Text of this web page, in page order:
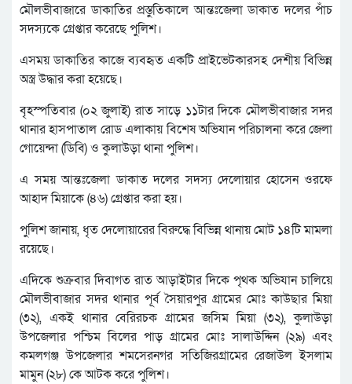
মৌলভীবাজারে ডাকাতির প্রস্তুতিকালে আন্তঃজেলা ডাকাত দলের পাঁচ
সদস্যকে গ্রেপ্তার করেছে পুলিশ।
এসময় ডাকাতির কাজে ব্যবহৃত একটি প্রাইভেটকারসহ দেশীয় বিভিন্ন
অস্ত্র উদ্ধার করা হয়েছে।
বৃহস্পতিবার (০২ জুলাই) রাত সাড়ে ১১টার দিকে মৌলভীবাজার সদর
থানার হাসপাতাল রোড এলাকায় বিশেষ অভিযান পরিচালনা করে জেলা
গোয়েন্দা (ডিবি) ও কুলাউড়া থানা পুলিশ।
এ সময় আন্তঃজেলা ডাকাত দলের সদস্য দেলোয়ার হোসেন ওরফে
আহাদ মিয়াকে (৪৬) গ্রেপ্তার করা হয়।
পুলিশ জানায়, ধৃত দেলোয়ারের বিরুদ্ধে বিভিন্ন থানায় মোট ১৪টি মামলা
রয়েছে।
এদিকে শুক্রবার দিবাগত রাত আড়াইটার দিকে পৃথক অভিযান চালিয়ে
মৌলভীবাজার সদর থানার পূর্ব সৈয়ারপুর গ্রামের মোঃ কাউছার মিয়া
(৩২), একই থানার বেরিরচক গ্রামের জসিম মিয়া (৩২), কুলাউড়া
উপজেলার পশ্চিম বিলের পাড় গ্রামের মোঃ সালাউদ্দিন (২৯) এবং
কমলগঞ্জ উপজেলার শমসেরনগর সতিজিরগ্রামের রেজাউল ইসলাম
মামুন (২৮) কে আটক করে পুলিশ।